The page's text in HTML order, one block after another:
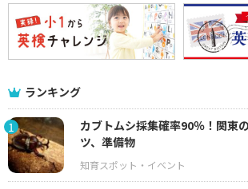
ランキング
1
カブトムシ採集確率90％！関東
ツ、準備物